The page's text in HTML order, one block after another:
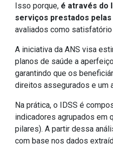
Isso porque, é através do
serviços prestados
avaliados como satisfatório
A iniciativa da ANS visa
planos de saúde a
garantindo que os
direitos assegurados e um
Na prática, o IDSS é
indicadores agrupados em
pilares). A partir dessa
com base nos dados